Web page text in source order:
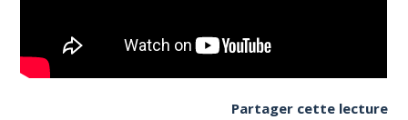
Partager cette lecture